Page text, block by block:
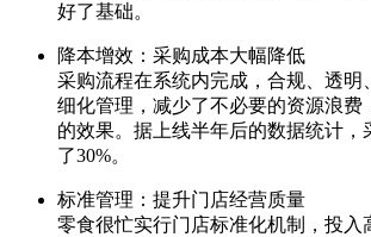
好了基础。
降本增效：采购成本大幅降低
采购流程在系统内完成，合规、透明
细化管理，减少了不必要的资源浪费
的效果。据上线半年后的数据统计，
了30%。
标准管理：提升门店经营质量
零食很忙实行门店标准化机制，投入